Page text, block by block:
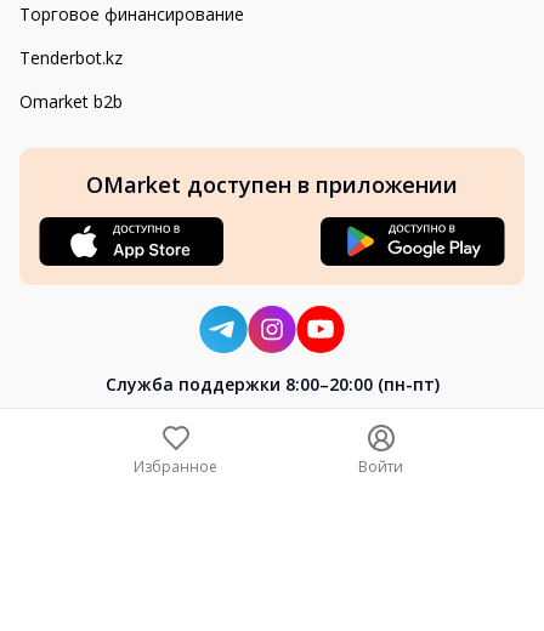
Торговое финансирование
Tenderbot.kz
Omarket b2b
OMarket доступен в приложении
Cлужба поддержки 8:00–20:00 (пн-пт)
Избранное Войти